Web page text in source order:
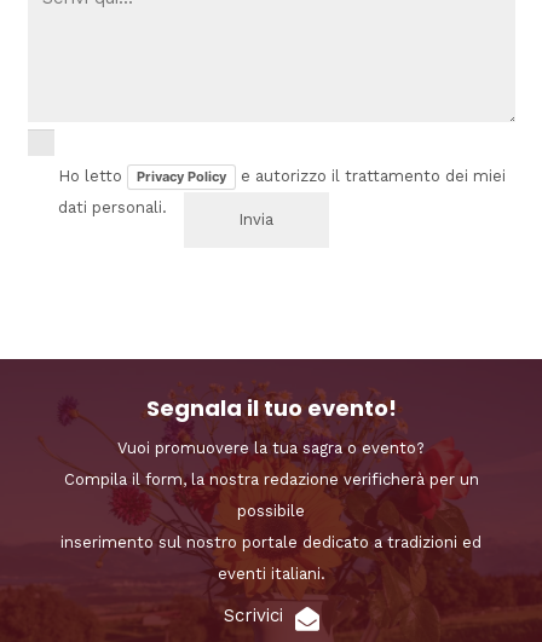
Ho letto Privacy Policy
e autorizzo il trattamento dei miei
dati personali.
Segnala il tuo evento!
Vuoi promuovere la tua sagra o evento?
Compila il form, la nostra redazione verificherà per un
possibile
inserimento sul nostro portale dedicato a tradizioni ed
eventi italiani.
Scrivici